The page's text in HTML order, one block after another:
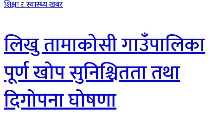
शिक्षा र स्वास्थ्य खबर
लिखु तामाकोसी गाउँपालिका
पूर्ण खोप सुनिश्चितता तथा
दिगोपना घोषणा